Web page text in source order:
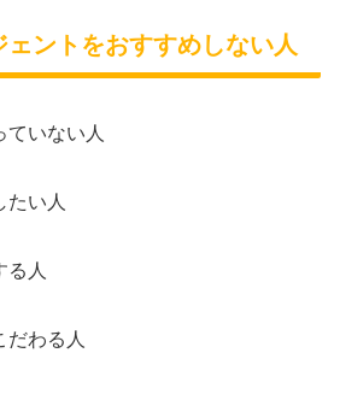
ントをおすすめしない人
ていない人
たい人
る人
だわる人